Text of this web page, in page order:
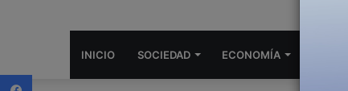
INICIO SOCIEDAD ECONOMÍA